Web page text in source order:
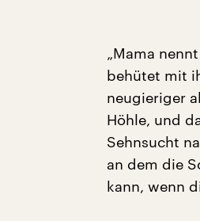
„Mama
behütet mit
neugieriger
Höhle, und
Sehnsucht
an dem die
kann, wenn